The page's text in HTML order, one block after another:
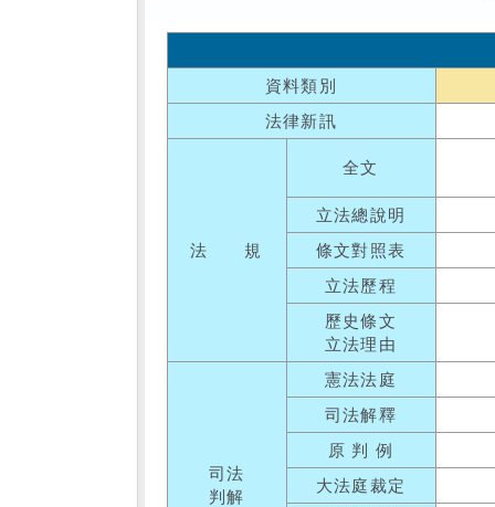
資料類別
法律新訊
法 規
全文
立法總說明
條文對照表
立法歷程
歷史條文
立法理由
司法
判解
憲法法庭
司法解釋
原 判 例
大法庭裁定